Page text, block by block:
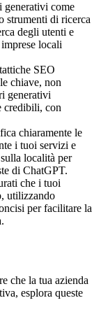
generativi come
strumenti di ricerca
degli utenti e
locali
SEO
chiave, non
generativi
credibili, con
chiaramente le
i tuoi servizi e
località per
di ChatGPT.
che i tuoi
utilizzando
per facilitare la
che la tua azienda
esplora queste